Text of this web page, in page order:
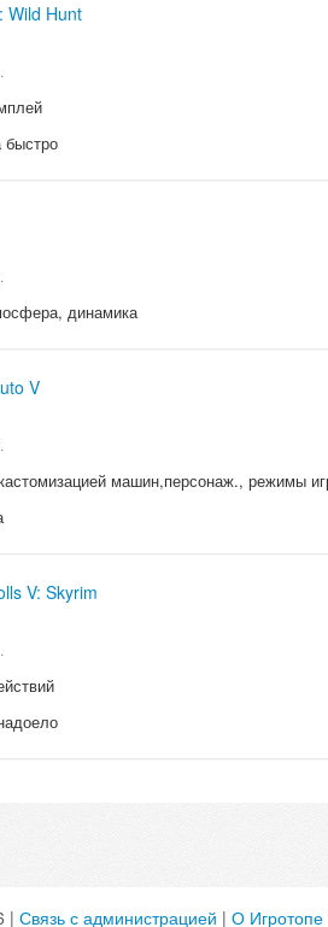
Wild Hunt
быстро
динамика
V
машин,персонаж., режимы
V: Skyrim
| Связь с администрацией | О Игротопе